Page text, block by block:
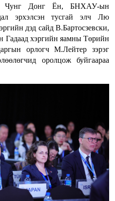
Чунг Донг Ён, БНХАУ-ын
эрхэлсэн тусгай элч Лю
дэд сайд В.Бартосзевски,
хэргийн яамны Төрийн
орлогч М.Лейтер зэрэг
оролцож буйгаараа